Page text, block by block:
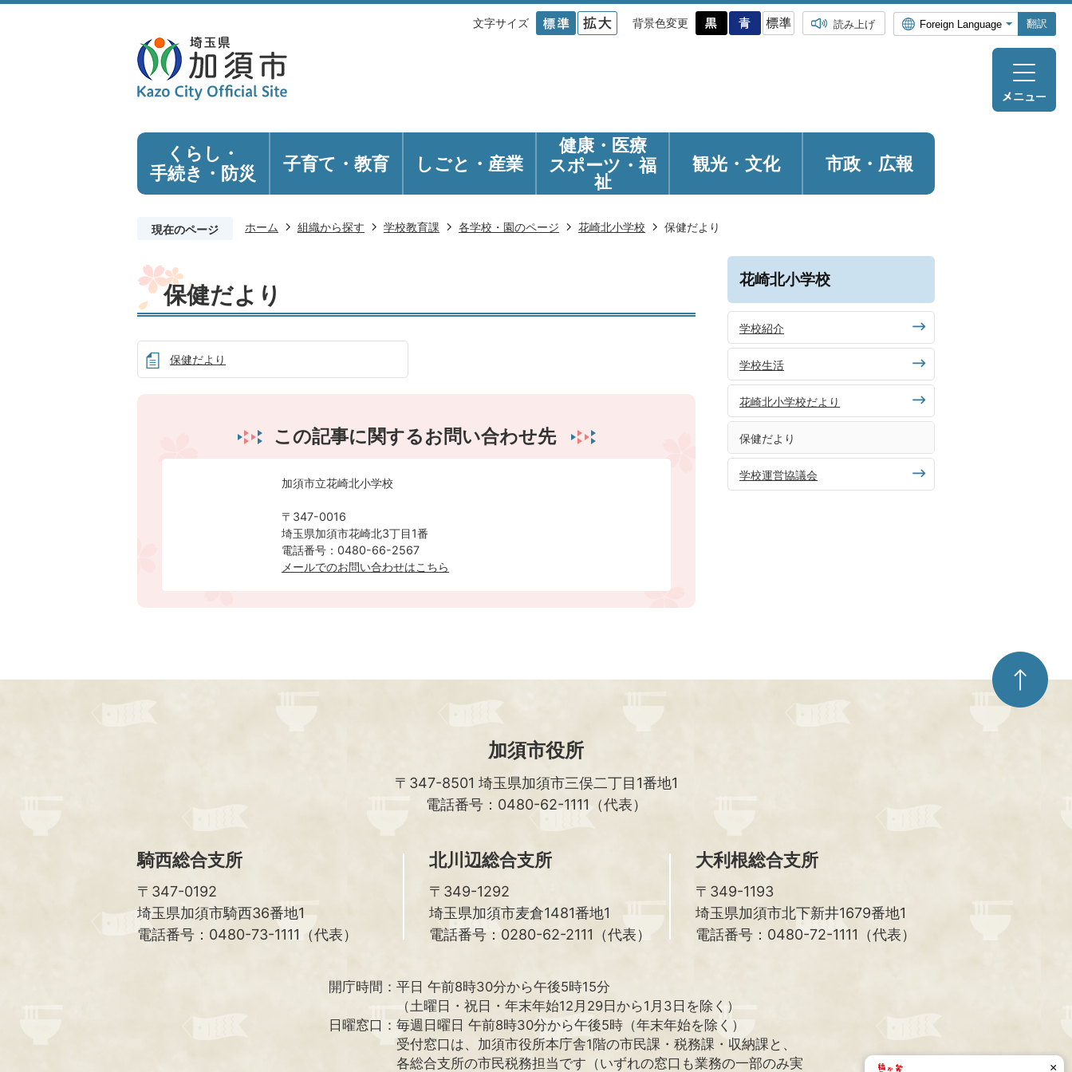
文字サイズ 背景色変更 読み上げ 翻訳
くらし・
手続き ・防災 子育て・教育 しごと・産業
健康・医療
スポーツ・福
祉
観光・ 文化 市政・広報
現在のページ ホーム 組織から探す 学校教育課 各学校・園のページ 花崎北小学校 保健だより
保健だより
保健だより
この記事に関するお問い合わせ先
加須市立花崎北小学校
〒347-0016
埼玉県加須市花崎北3丁目1番
電話番号：0480-66-2567
メールでのお問い合わせはこちら
花崎北小学校
学校紹介
学校生活
花崎北小学校だより
保健だより
学校運営協議会
ペ
ー
ジ
加須市役所
〒347-8501 埼玉県加須市三俣二丁目1番地1
電話番号：0480-62-1111（代表）
騎西総合支所
〒347-0192
埼玉県加須市騎西36番地1
電話番号：0480-73-1111（代表）
北川辺総合支所
〒349-1292
埼玉県加須市麦倉1481番地1
電話番号：0280-62-2111（代表）
大利根総合支所
〒349-1193
埼玉県加須市北下新井1679番地1
電話番号：0480-72-1111（代表）
開庁時間： 平日 午前8時30分から午後5時15分
（土曜日・祝日・年末年始12月29日から1月3日を除く）
日曜窓口： 毎週日曜日 午前8時30分から午後5時（年末年始を除く）
受付窓口は、加須市役所本庁舎1階の市民課・税務課・収納課と、
各総合支所の市民税務担当です（いずれの窓口も業務の一部のみ実
×